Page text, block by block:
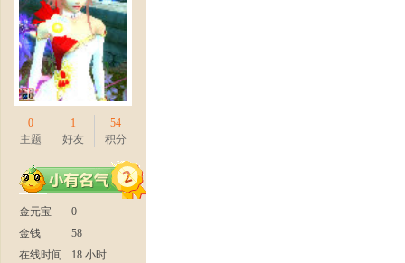
0
主题
1
好友
54
积分
金元宝
0
金钱
58
在线时间
18 小时